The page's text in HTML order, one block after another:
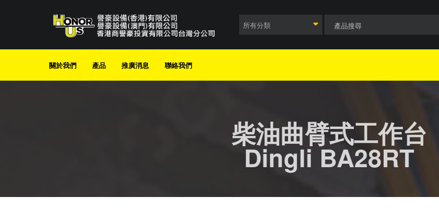
所有分類
關於我們 產品 推廣消息 聯絡我們
柴油曲臂式工作台
Dingli BA28RT